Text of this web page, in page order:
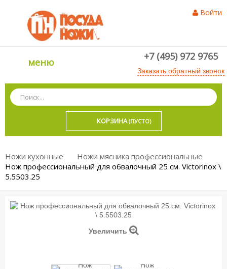
Войти
меню +7 (495) 972 9765
Заказать обратный звонок
КОРЗИНА (ПУСТО)
Ножи кухонные
Ножи мясника профессиональные
Нож профессиональный для обвалочный 25 см. Victorinox \
5.5503.25
Увеличить